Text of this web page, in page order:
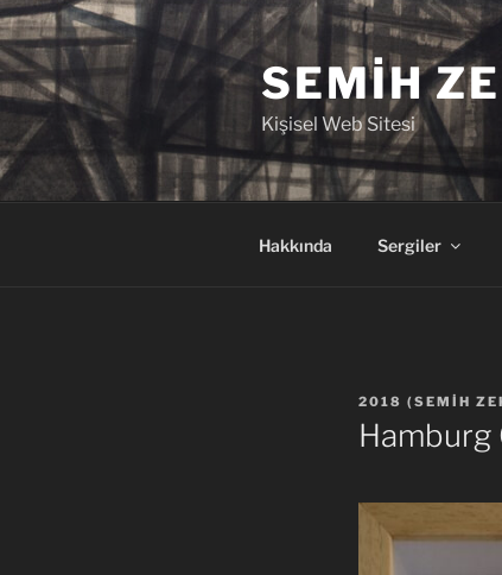
İçeriğe
geç
SEMIH
Kişisel Web Sitesi
Hakkında Sergiler
YAYIM
TARIHI
2018 (SEMIH
Hamburg